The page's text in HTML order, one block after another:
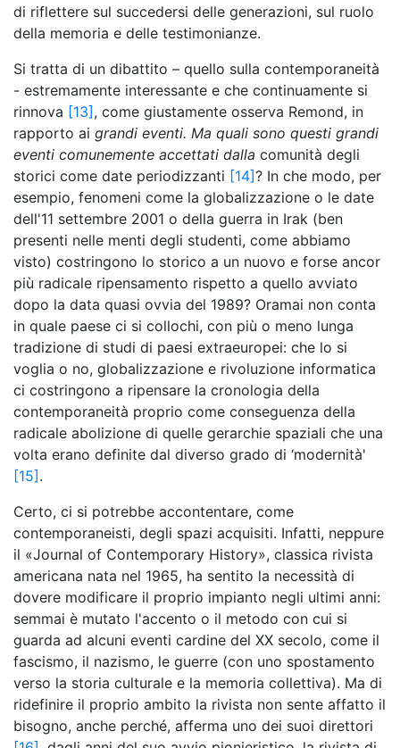
di riflettere sul succedersi delle generazioni, sul ruolo
della memoria e delle testimonianze.
Si tratta di un dibattito – quello sulla contemporaneità
- estremamente interessante e che continuamente si
rinnova [13] , come giustamente osserva Remond, in
rapporto ai grandi eventi. Ma quali sono questi grandi
eventi comunemente accettati dalla comunità degli
storici come date periodizzanti [14]? In che modo, per
esempio, fenomeni come la globalizzazione o le date
dell'11 settembre 2001 o della guerra in Irak (ben
presenti nelle menti degli studenti, come abbiamo
visto) costringono lo storico a un nuovo e forse ancor
più radicale ripensamento rispetto a quello avviato
dopo la data quasi ovvia del 1989? Oramai non conta
in quale paese ci si collochi, con più o meno lunga
tradizione di studi di paesi extraeuropei: che lo si
voglia o no, globalizzazione e rivoluzione informatica
ci costringono a ripensare la cronologia della
contemporaneità proprio come conseguenza della
radicale abolizione di quelle gerarchie spaziali che una
volta erano definite dal diverso grado di ‘modernità'
[15] .
Certo, ci si potrebbe accontentare, come
contemporaneisti, degli spazi acquisiti. Infatti, neppure
il «Journal of Contemporary History», classica rivista
americana nata nel 1965, ha sentito la necessità di
dovere modificare il proprio impianto negli ultimi anni:
semmai è mutato l'accento o il metodo con cui si
guarda ad alcuni eventi cardine del XX secolo, come il
fascismo, il nazismo, le guerre (con uno spostamento
verso la storia culturale e la memoria collettiva). Ma di
ridefinire il proprio ambito la rivista non sente affatto il
bisogno, anche perché, afferma uno dei suoi direttori